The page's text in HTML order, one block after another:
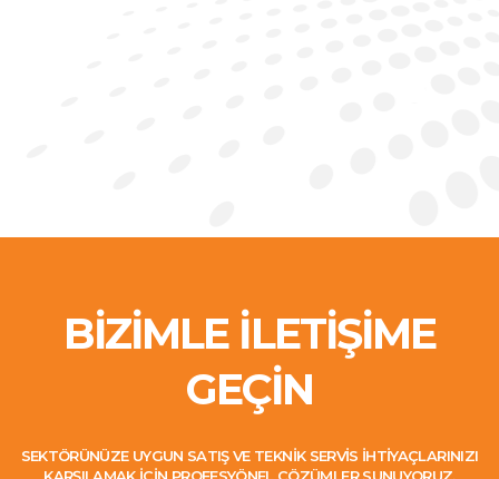
BİZİMLE İLETİŞİME
GEÇİN
SEKTÖRÜNÜZE UYGUN SATIŞ VE TEKNIK SERVIS IHTIYAÇLARINIZI